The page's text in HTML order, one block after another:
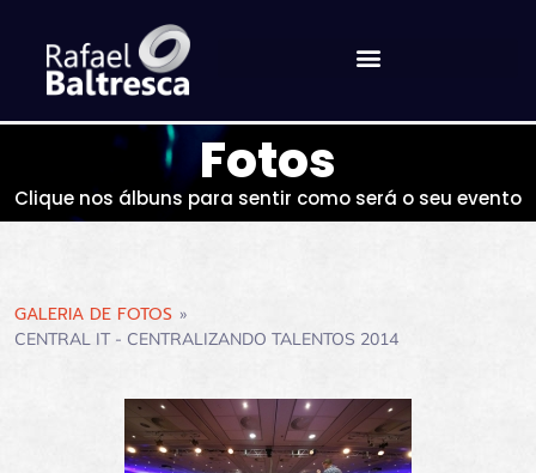
Fotos
Clique nos álbuns para sentir como será o seu evento
GALERIA DE FOTOS »
CENTRAL IT - CENTRALIZANDO TALENTOS 2014